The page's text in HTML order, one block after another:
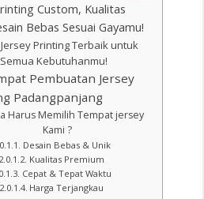
Custom, Kualitas
Bebas Sesuai Gayamu!
Printing Terbaik untuk
Semua Kebutuhanmu!
Pembuatan Jersey
Padangpanjang
Harus Memilih Tempat jersey
Kami ?
Desain Bebas & Unik
Kualitas Premium
Cepat & Tepat Waktu
Harga Terjangkau